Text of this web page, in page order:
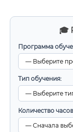
🎓
Программа
Тип обучения:
Количество